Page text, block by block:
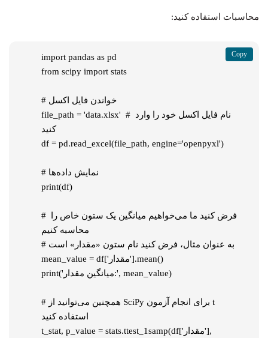
محاسبات استفاده کنید:
import pandas as pd
from scipy import stats
# خواندن فایل اکسل
file_path = 'data.xlsx'  # نام فایل اکسل خود را وارد
کنید
df = pd.read_excel(file_path, engine='openpyxl')
# نمایش داده‌ها
print(df)
# فرض کنید ما می‌خواهیم میانگین یک ستون خاص را
محاسبه کنیم
# به عنوان مثال، فرض کنید نام ستون «مقدار» است
mean_value = df['مقدار'].mean()
print('میانگین مقدار:', mean_value)
# همچنین می‌توانید از SciPy برای انجام آزمون t
استفاده کنید
t_stat, p_value = stats.ttest_1samp(df['مقدار'],